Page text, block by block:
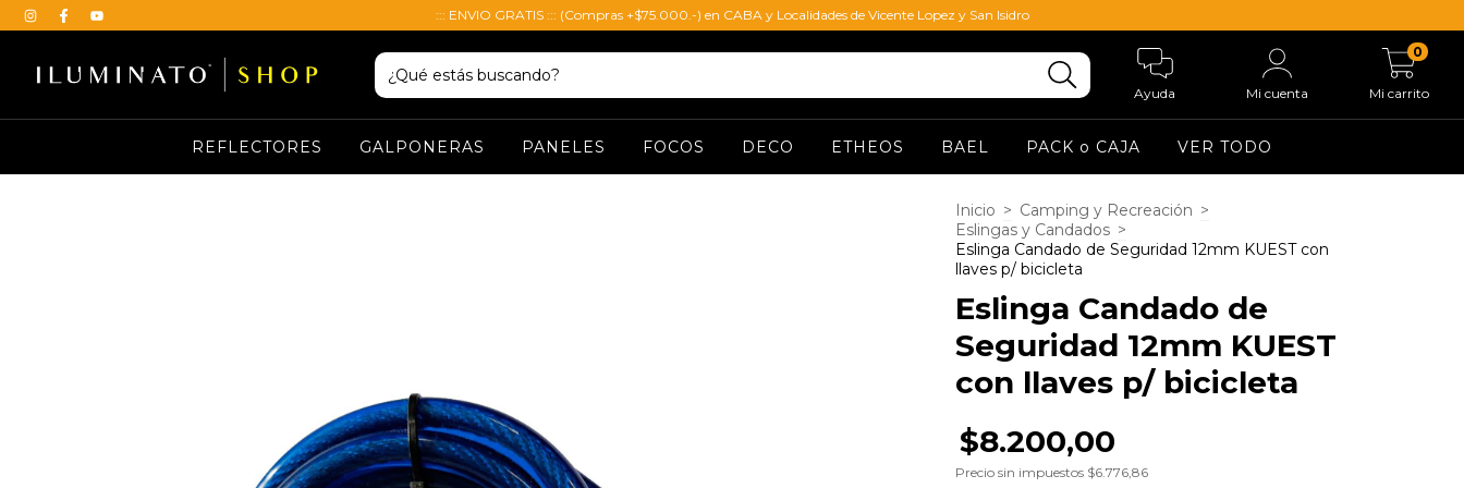
::: ENVIO GRATIS ::: (Compras +$75.000.-) en CABA y Localidades de Vicente Lopez y San Isidro
Ayuda Mi cuenta Mi carrito
0
REFLECTORES GALPONERAS PANELES FOCOS DECO ETHEOS BAEL PACK o CAJA VER TODO
Inicio > Camping y Recreación >
Eslingas y Candados >
Eslinga Candado de Seguridad 12mm KUEST con
llaves p/ bicicleta
Eslinga Candado de
Seguridad 12mm KUEST
con llaves p/ bicicleta
$8.200,00
Precio sin impuestos $6.776,86